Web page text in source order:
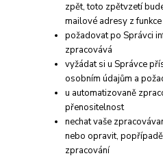
zpět, toto zpětvzetí
mailové adresy z
požadovat po Správci
zpracovává
vyžádat si u Správce
osobním údajům a
u automatizovaně
přenositelnost
nechat vaše
nebo opravit,
zpracování